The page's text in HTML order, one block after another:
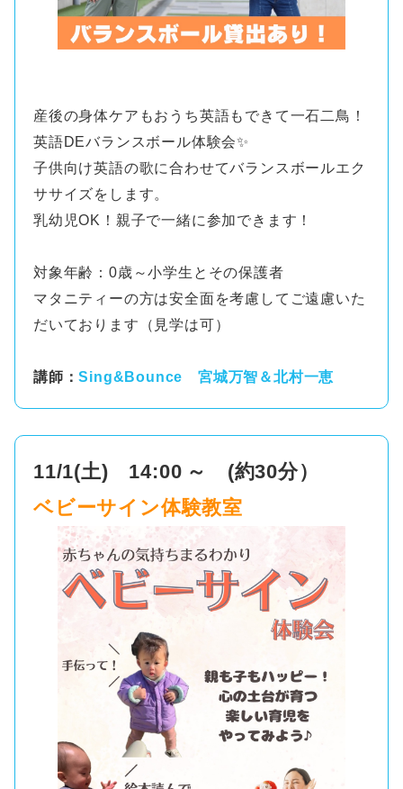
産後の身体ケアもおうち英語もできて一石二鳥！
英語DEバランスボール体験会✨
子供向け英語の歌に合わせてバランスボールエク
ササイズをします。
乳幼児OK！親子で一緒に参加できます！
対象年齢：0歳～小学生とその保護者
マタニティーの方は安全面を考慮してご遠慮いた
だいております（見学は可）
講師：Sing&Bounce 宮城万智＆北村一恵
11/1(土) 14:00 ～
(約30分）
ベビーサイン体験教室